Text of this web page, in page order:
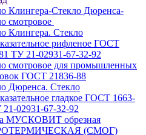
Клингера-Стекло Дюренса-
смотровое
Клингера. Стекло
рифленое ГОСТ
ТУ 21-02931-67-32-92
смотровое для промышленных
ГОСТ 21836-88
Дюренса. Стекло
гладкое ГОСТ 1663-
02931-67-32-92
МУСКОВИТ обрезная
(СМОГ)